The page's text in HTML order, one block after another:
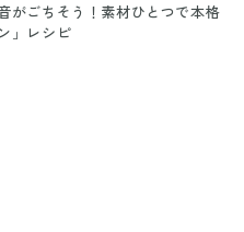
がごちそう！素材ひとつで本格
」レシピ